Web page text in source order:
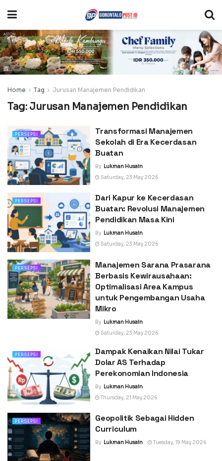
Home Tag Jurusan Manajemen Pendidikan
Tag: Jurusan Manajemen Pendidikan
PERSEPSI
Transformasi Manajemen
Sekolah di Era Kecerdasan
Buatan
By Lukman Husain
Saturday, 23 May 2026
PERSEPSI
Dari Kapur ke Kecerdasan
Buatan: Revolusi Manajemen
Pendidikan Masa Kini
By Lukman Husain
Saturday, 23 May 2026
PERSEPSI
Manajemen Sarana Prasarana
Berbasis Kewirausahaan:
Optimalisasi Area Kampus
untuk Pengembangan Usaha
Mikro
By Lukman Husain
Saturday, 23 May 2026
PERSEPSI
Dampak Kenaikan Nilai Tukar
Dolar AS Terhadap
Perekonomian Indonesia
By Lukman Husain
Thursday, 21 May 2026
PERSEPSI
Geopolitik Sebagai Hidden
Curriculum
By Lukman Husain Tuesday, 19 May 2026